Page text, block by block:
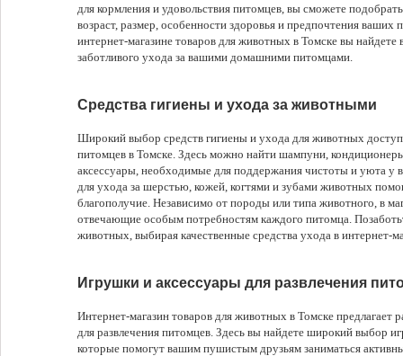
для кормления и удовольствия питомцев, вы сможете
возраст, размер, особенности здоровья и предпочтения
интернет-магазине товаров для животных в Томске вы
заботливого ухода за вашими домашними питомцами.
Средства гигиены и ухода за животными
Широкий выбор средств гигиены и ухода для животных
питомцев в Томске. Здесь можно найти шампуни,
аксессуары, необходимые для поддержания чистоты и уюта у
для ухода за шерстью, кожей, когтями и зубами животных
благополучие. Независимо от породы или типа животного, в
отвечающие особым потребностям каждого питомца.
животных, выбирая качественные средства ухода в интернет-
Игрушки и аксессуары для развлечения
Интернет-магазин товаров для животных в Томске предлагает
для развлечения питомцев. Здесь вы найдете широкий выбор
которые помогут вашим пушистым друзьям заниматься